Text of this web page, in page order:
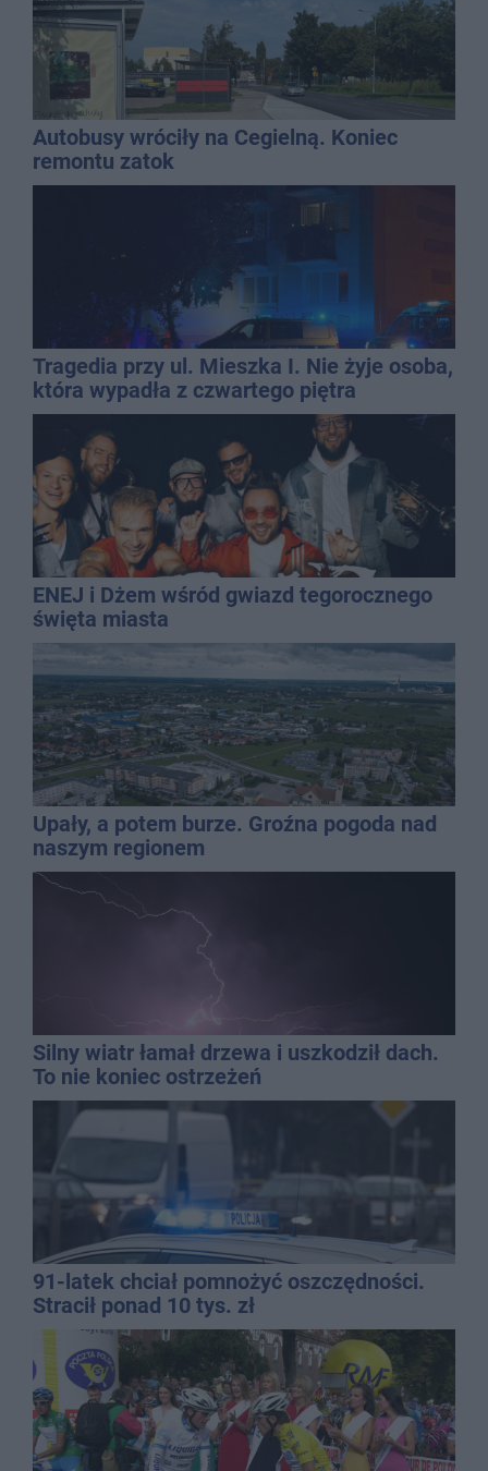
Autobusy wróciły na Cegielną. Koniec
remontu zatok
Tragedia przy ul. Mieszka I. Nie żyje osoba,
która wypadła z czwartego piętra
ENEJ i Dżem wśród gwiazd tegorocznego
święta miasta
Upały, a potem burze. Groźna pogoda nad
naszym regionem
Silny wiatr łamał drzewa i uszkodził dach.
To nie koniec ostrzeżeń
91-latek chciał pomnożyć oszczędności.
Stracił ponad 10 tys. zł